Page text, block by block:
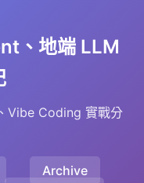
、地端 LLM
Vibe Coding 實戰分
Archive